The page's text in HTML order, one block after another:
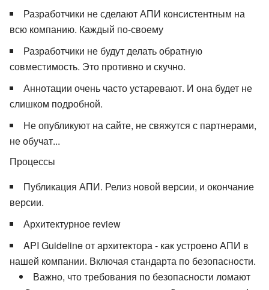
Разработчики не сделают АПИ консистентным на
всю компанию. Каждый по-своему
Разработчики не будут делать обратную
совместимость. Это противно и скучно.
Аннотации очень часто устаревают. И она будет не
слишком подробной.
Не опубликуют на сайте, не свяжутся с партнерами,
не обучат...
Процессы
Публикация АПИ. Релиз новой версии, и окончание
версии.
Архитектурное review
API Guideline от архитектора - как устроено АПИ в
нашей компании. Включая стандарта по безопасности.
Важно, что требования по безопасности ломают